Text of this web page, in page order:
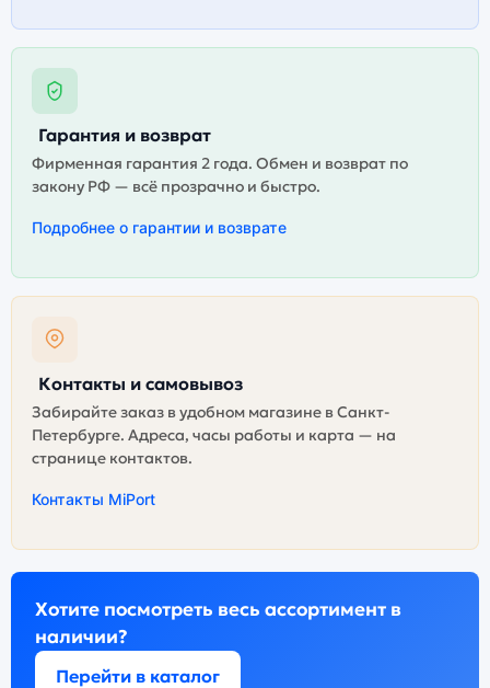
Гарантия и возврат
Фирменная гарантия 2 года. Обмен и возврат по
закону РФ — всё прозрачно и быстро.
Подробнее о гарантии и возврате
Контакты и самовывоз
Забирайте заказ в удобном магазине в Санкт-
Петербурге. Адреса, часы работы и карта — на
странице контактов.
Контакты MiPort
Хотите посмотреть весь ассортимент в
наличии?
Перейти в каталог